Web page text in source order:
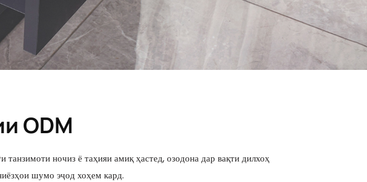
ҳалқаҳо
ODM
ночиз ё таҳияи амиқ ҳастед, озодона дар вақти дилхоҳ
шумо эҷод хоҳем кард.